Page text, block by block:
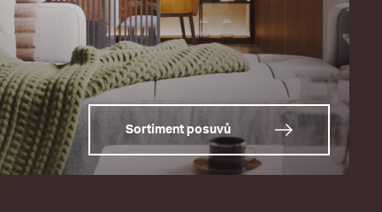
Sortiment posuvů